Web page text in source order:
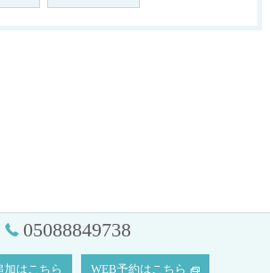
05088849738
加はこちら WEB予約はこちら